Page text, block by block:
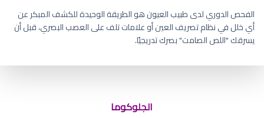
الفحص الدوري لدى طبيب العيون هو الطريقة الوحيدة للكشف المبكر عن
أي خلل في نظام تصريف العين أو علامات تلف على العصب البصري، قبل أن
يسرقك "اللص الصامت" بصرك تدريجيًا.
الجلوكوما